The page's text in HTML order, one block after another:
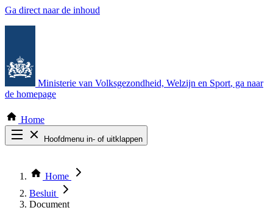
Ga direct naar de inhoud
Ministerie van Volksgezondheid, Welzijn en Sport, ga naar
de homepage
Home
Hoofdmenu in- of uitklappen
Thema COVID-19
Bekijk per bestuursorgaan
Home
Besluit
Document